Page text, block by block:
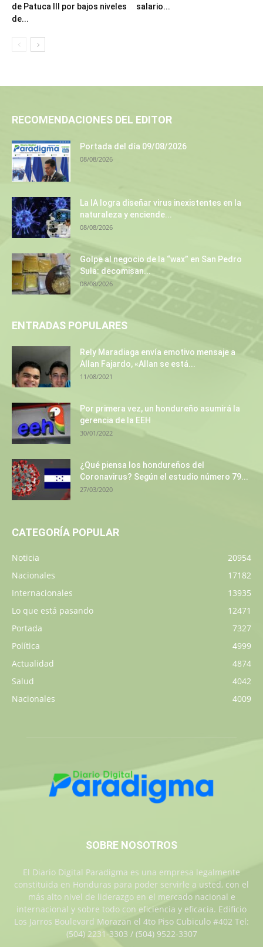
de Patuca III por bajos niveles
de...
salario...
RECOMENDACIONES DEL EDITOR
Portada del día 09/08/2026
08/08/2026
La IA logra diseñar virus inexistentes en la
naturaleza y enciende...
08/08/2026
Golpe al negocio de la “wax” en San Pedro
Sula: decomisan...
08/08/2026
ENTRADAS POPULARES
Rely Maradiaga envía emotivo mensaje a
Allan Fajardo, «Allan se está...
11/08/2021
Por primera vez, un hondureño asumirá la
gerencia de la EEH
30/01/2022
¿Qué piensa los hondureños del
Coronavirus? Según el estudio número 79...
27/03/2020
CATEGORÍA POPULAR
Noticia
20954
Nacionales
17182
Internacionales
13935
Lo que está pasando
12471
Portada
7327
Política
4999
Actualidad
4874
Salud
4042
Nacionales
4009
SOBRE NOSOTROS
El Diario Digital Paradigma es una empresa legalmente
constituida en Honduras para poder servirle a usted, con el
más alto nivel de liderazgo en el mercado nacional e
internacional y sobre todo con eficiencia y eficacia. Edificio
Los Jarros Boulevard Morazan el 4to Piso Cubiculo #402 Tel:
(504) 2231-3303 / (504) 9522-3307